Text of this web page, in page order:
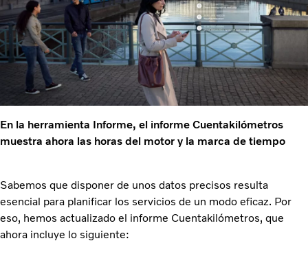
En la herramienta Informe, el informe Cuentakilómetros
muestra ahora las horas del motor y la marca de tiempo
Sabemos que disponer de unos datos precisos resulta
esencial para planificar los servicios de un modo eficaz. Por
eso, hemos actualizado el informe Cuentakilómetros, que
ahora incluye lo siguiente: